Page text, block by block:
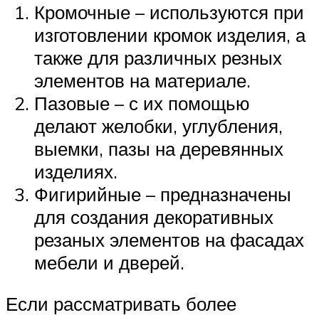
Кромочные – используются при
изготовлении кромок изделия, а
также для различных резных
элементов на материале.
Пазовые – с их помощью
делают желобки, углубления,
выемки, пазы на деревянных
изделиях.
Фигирийные – предназначены
для создания декоративных
резаных элементов на фасадах
мебели и дверей.
Если рассматривать более